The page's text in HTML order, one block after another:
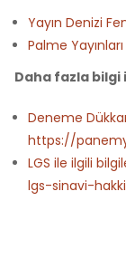
Yayın Denizi
Palme
Daha fazla bilgi
Deneme
https://
LGS ile ilgili
lgs-sinavi-